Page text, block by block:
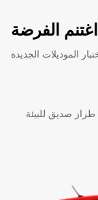
الفرضة
الموديلات الجديدة
صديق للبيئة